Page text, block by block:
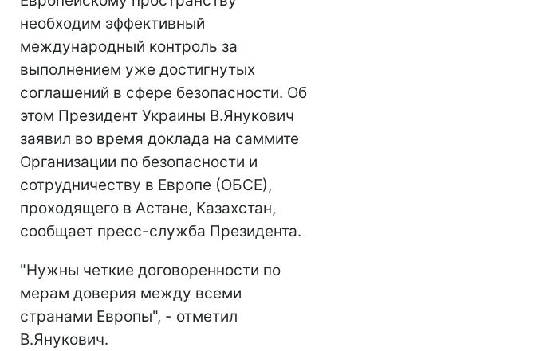
необходим эффективный
международный контроль за
выполнением уже достигнутых
соглашений в сфере безопасности. Об
этом Президент Украины В.Янукович
заявил во время доклада на саммите
Организации по безопасности и
сотрудничеству в Европе (ОБСЕ),
проходящего в Астане, Казахстан,
сообщает пресс-служба Президента.
"Нужны четкие договоренности по
мерам доверия между всеми
странами Европы", - отметил
В.Янукович.